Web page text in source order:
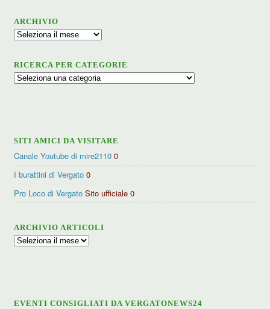
ARCHIVIO
Archivio
RICERCA PER CATEGORIE
Ricerca
SITI AMICI DA VISITARE
Canale Youtube di mire2110 0
I burattini di Vergato 0
Pro Loco di Vergato Sito ufficiale 0
ARCHIVIO ARTICOLI
Archivio
EVENTI CONSIGLIATI DA VERGATONEWS24